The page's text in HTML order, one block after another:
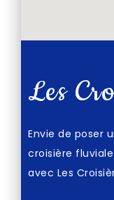
Les
Envie de poser
croisière
avec Les